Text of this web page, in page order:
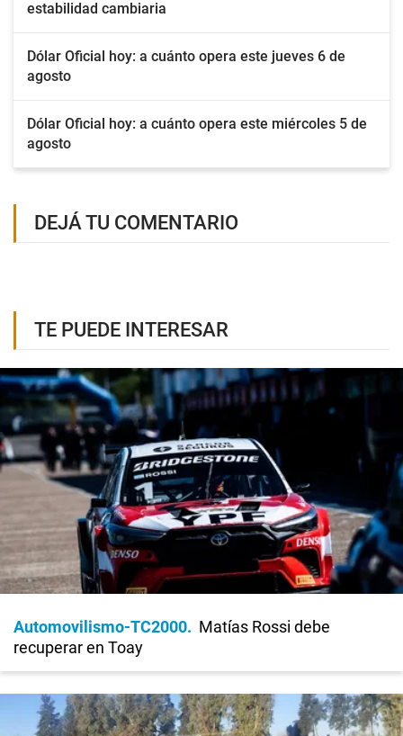
estabilidad cambiaria
Dólar Oficial hoy: a cuánto opera este jueves 6 de
agosto
Dólar Oficial hoy: a cuánto opera este miércoles 5 de
agosto
DEJÁ TU COMENTARIO
TE PUEDE INTERESAR
Automovilismo-TC2000
Matías Rossi debe
recuperar en Toay